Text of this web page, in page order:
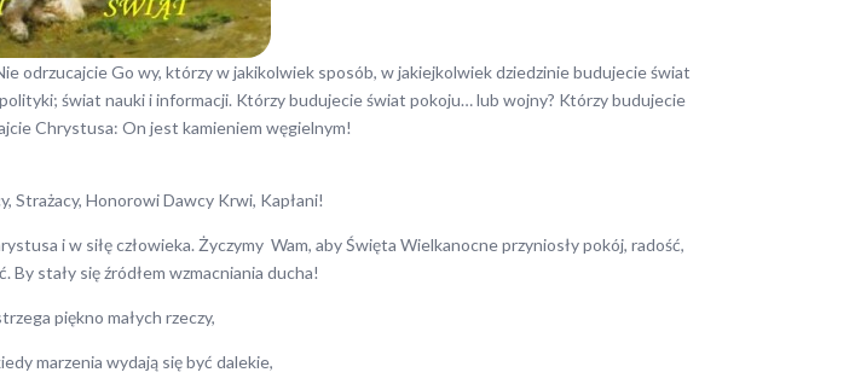
odrzucajcie Go wy, którzy w jakikolwiek sposób, w jakiejkolwiek dziedzinie budujecie świat
świat nauki i informacji. Którzy budujecie świat pokoju… lub wojny? Którzy budujecie
Chrystusa: On jest kamieniem węgielnym!
Strażacy, Honorowi Dawcy Krwi, Kapłani!
i w siłę człowieka. Życzymy Wam, aby Święta Wielkanocne przyniosły pokój, radość,
By stały się źródłem wzmacniania ducha!
piękno małych rzeczy,
marzenia wydają się być dalekie,